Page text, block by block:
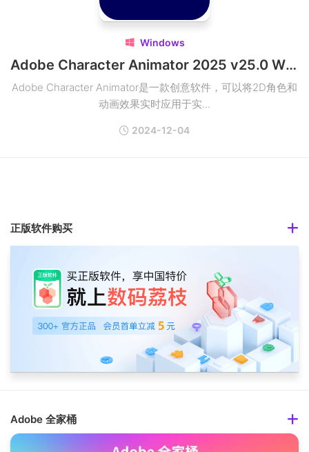
 Windows
Adobe Character Animator 2025 v25.0 Win多语言破解版
Adobe Character Animator是一款创意软件，可以将2D角色和
动画效果实时应用于实...
2024-12-04
正版软件购买
Adobe 全家桶